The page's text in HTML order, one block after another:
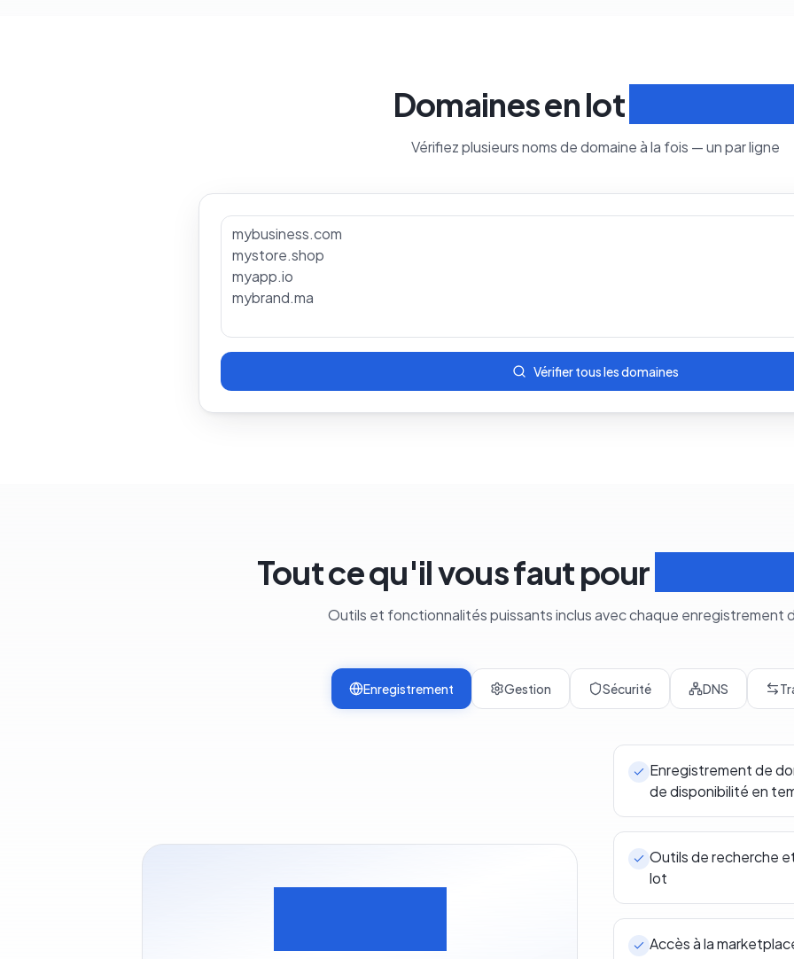
Domaines en lot
Vérifiez plusieurs noms de domaine à la fois — un par ligne
Vérifier tous les domaines
Tout ce qu'il vous faut pour
Outils et fonctionnalités puissants inclus avec chaque enregistrement
Enregistrement Gestion Sécurité DNS
Enregistrement de
de disponibilité en
Outils de recherche
lot
Accès à la